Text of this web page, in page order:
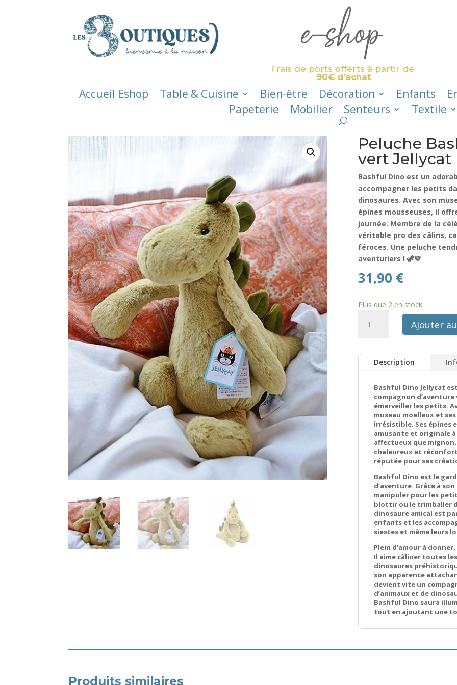
e-shop
Frais de ports offerts à partir de
90€ d’achat
Accueil Eshop Table & Cuisine Bien-être Décoration Enfants
Papeterie
Mobilier Senteurs Textile
Peluche
vert Jellycat
Bashful Dino est un
accompagner les petits
dinosaures. Avec son
épines mousseuses, il
journée. Membre de la
véritable pro des câlins,
féroces. Une peluche
aventuriers ! 🦖💚
31,90 €
Plus que 2 en stock
Jellycat
Ajouter
Description
Bashful Dino Jellycat
compagnon
émerveiller les petits.
museau moelleux et
irrésistible. Ses épines
amusante et originale
affectueux que
chaleureux et
réputée pour ses
Bashful Dino est le
d’aventure. Grâce à
manipuler pour les
blottir ou le trimballer
dinosaure amical est
enfants et les
siestes et même leurs
Plein d’amour à
Il aime câliner toutes
dinosaures
son apparence
devient vite un
d’animaux et de
Bashful Dino saura
tout en ajoutant une
Produits similaires